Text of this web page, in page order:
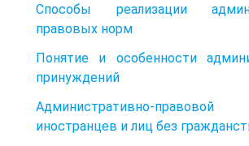
Способы реализации
правовых норм
Понятие и особенности
принуждений
Административно-
иностранцев и лиц без